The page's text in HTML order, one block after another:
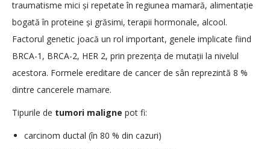
traumatisme mici și repetate în regiunea mamară, alimentație
bogată în proteine și grăsimi, terapii hormonale, alcool.
Factorul genetic joacă un rol important, genele implicate fiind
BRCA-1, BRCA-2, HER 2, prin prezența de mutații la nivelul
acestora. Formele ereditare de cancer de sân reprezintă 8 %
dintre cancerele mamare.
Tipurile de tumori maligne pot fi:
carcinom ductal (în 80 % din cazuri)